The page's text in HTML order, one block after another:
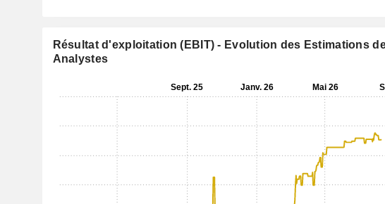
Résultat d'exploitation (EBIT) - Evolution des Estimations
Analystes